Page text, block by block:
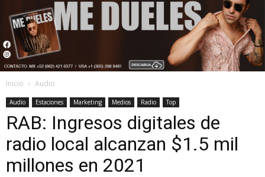
Inicio Audio
Audio Estaciones Marketing Medios Radio Top
RAB: Ingresos digitales de
radio local alcanzan $1.5 mil
millones en 2021